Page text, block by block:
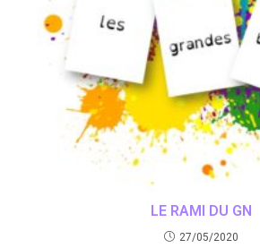
LE RAMI DU GN
27/05/2020